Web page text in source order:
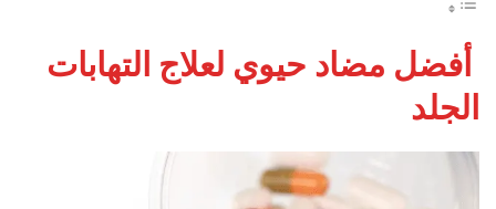
أفضل مضاد حيوي لعلاج التهابات
الجلد